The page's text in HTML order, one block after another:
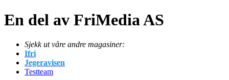
En del av FriMedia AS
Sjekk ut våre andre magasiner:
Ifri
Jegeravisen
Testteam